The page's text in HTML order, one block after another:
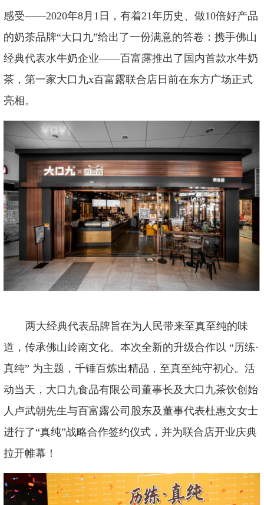
感受——2020年8月1日，有着21年历史、做10倍好产品
的奶茶品牌“大口九”给出了一份满意的答卷：携手佛山
经典代表水牛奶企业——百富露推出了国内首款水牛奶
茶，第一家大口九x百富露联合店日前在东方广场正式
亮相。
两大经典代表品牌旨在为人民带来至真至纯的味
道，传承佛山岭南文化。本次全新的升级合作以 “历练·
真纯” 为主题，千锤百炼出精品，至真至纯守初心。活
动当天，大口九食品有限公司董事长及大口九茶饮创始
人卢武朝先生与百富露公司股东及董事代表杜惠文女士
进行了“真纯”战略合作签约仪式，并为联合店开业庆典
拉开帷幕！